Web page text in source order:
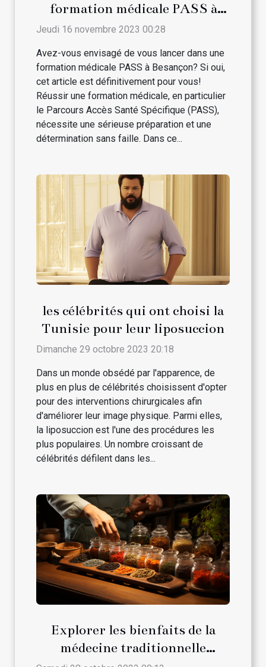
formation médicale PASS à
Besançon
Jeudi 16 novembre 2023 00:28
Avez-vous envisagé de vous lancer dans une
formation médicale PASS à Besançon? Si oui,
cet article est définitivement pour vous!
Réussir une formation médicale, en particulier
le Parcours Accès Santé Spécifique (PASS),
nécessite une sérieuse préparation et une
détermination sans faille. Dans ce...
les célébrités qui ont choisi la
Tunisie pour leur liposuccion
Dimanche 29 octobre 2023 20:18
Dans un monde obsédé par l'apparence, de
plus en plus de célébrités choisissent d'opter
pour des interventions chirurgicales afin
d'améliorer leur image physique. Parmi elles,
la liposuccion est l'une des procédures les
plus populaires. Un nombre croissant de
célébrités défilent dans les...
Explorer les bienfaits de la
médecine traditionnelle